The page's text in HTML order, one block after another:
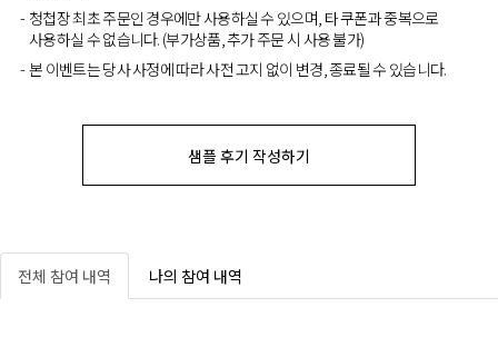
청첩장 최초 주문인 경우에만 사용하실 수 있으며, 타 쿠폰과 중복으로
사용하실 수 없습니다. (부가상품, 추가 주문 시 사용 불가)
본 이벤트는 당사 사정에 따라 사전 고지 없이 변경, 종료될 수 있습니다.
샘플 후기 작성하기
전체 참여 내역 나의 참여 내역